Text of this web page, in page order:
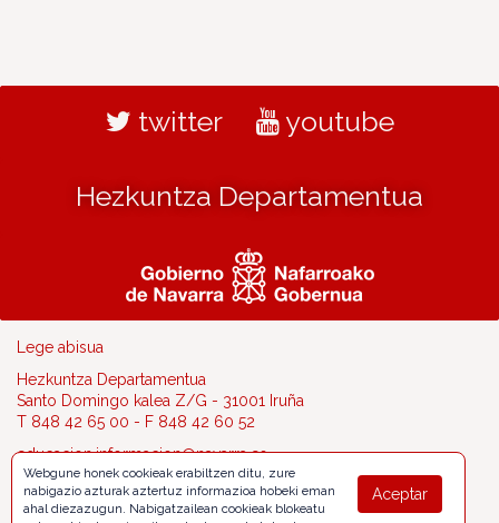
twitter youtube
Hezkuntza Departamentua
Lege abisua
Hezkuntza Departamentua
Santo Domingo kalea Z/G - 31001 Iruña
T 848 42 65 00 - F 848 42 60 52
educacion.informacion@navarra.es
Aceptar
Webgune honek cookieak erabiltzen ditu, zure
nabigazio azturak aztertuz informazioa hobeki eman
ahal diezazugun. Nabigatzailean cookieak blokeatu